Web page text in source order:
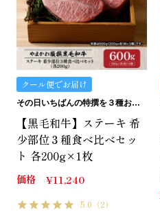
クール便でお届け
その日いちばんの特撰を３種お詰めいたします。
【黒毛和牛】ステーキ 希
少部位３種食べ比べセッ
ト 各200g×1枚
価格 ¥11,240
5.0 （2）